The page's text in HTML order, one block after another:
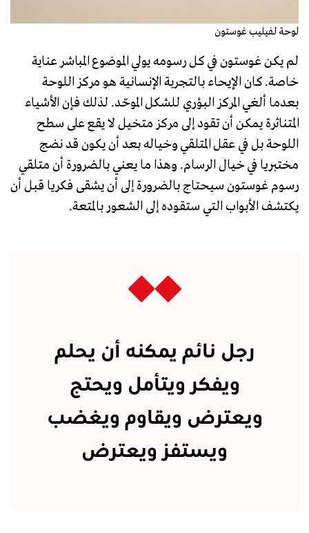
لوحة لفيليب غوستون
لم يكن غوستون في كل رسومه يولي الموضوع المباشر عناية
خاصة. كان الإيحاء بالتجربة الإنسانية هو مركز اللوحة
بعدما ألغي المركز البؤري للشكل الموحّد. لذلك فإن الأشياء
المتناثرة يمكن أن تقود إلى مركز متخيل لا يقع على سطح
اللوحة بل في عقل المتلقي وخياله بعد أن يكون قد نضج
مختبريا في خيال الرسام. وهذا ما يعني بالضرورة أن متلقي
رسوم غوستون سيحتاج بالضرورة إلى أن يشقى فكريا قبل أن
يكتشف الأبواب التي ستقوده إلى الشعور بالمتعة.
رجل نائم يمكنه أن يحلم
ويفكر ويتأمل ويحتج
ويعترض ويقاوم ويغضب
ويستفز ويعترض